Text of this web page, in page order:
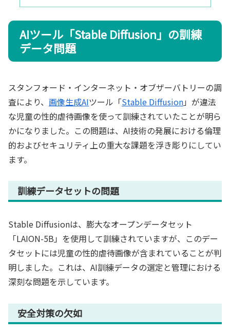
AIツール「Stable Diffusion」の訓練
データ問題
スタンフォード・インターネット・オブザーバトリーの調
査により、 画像生成AIツール「Stable Diffusion」が違法
な児童の性的虐待画像を使って訓練されていたことが明ら
かになりました。この問題は、AI技術の発展における倫理
的およびセキュリティ上の重大な課題を浮き彫りにしてい
ます。
訓練データセットの問題
Stable Diffusionは、膨大なオープンデータセット
「LAION-5B」を使用して訓練されていますが、このデー
タセットには児童の性的虐待画像が含まれていることが判
明しました。これは、AI訓練データの選定と管理における
深刻な問題を示しています。
安全対策の欠如